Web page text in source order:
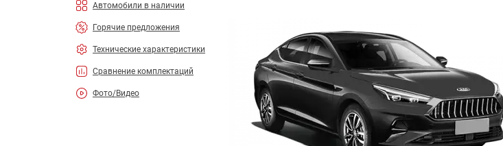
Автомобили в наличии
Горячие предложения
Технические характеристики
Сравнение комплектаций
Фото/Видео